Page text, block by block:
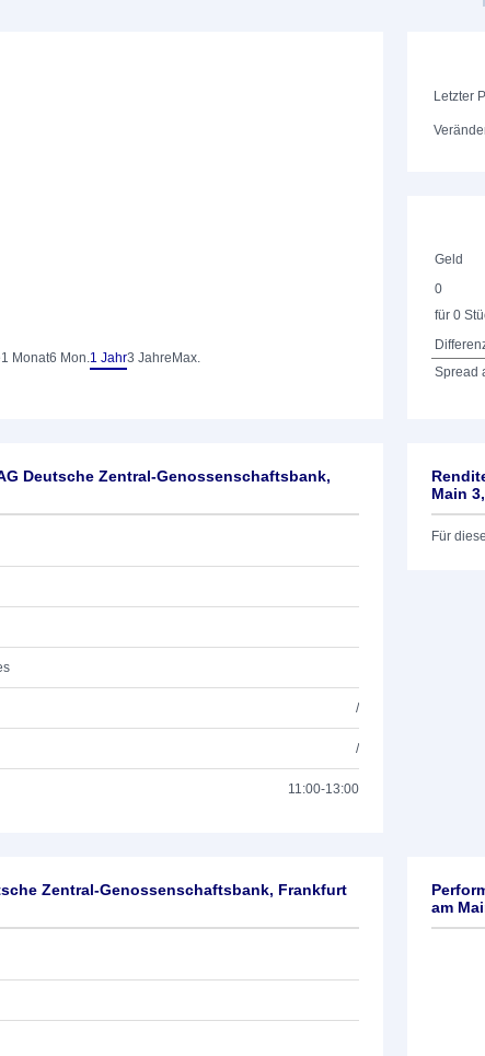
1 Monat6 Mon.1 Jahr3 Jahre Max.
Letzter
Geld
0
für 0
Spread
Deutsche Zentral-Genossenschaftsbank,
/
/
11:00-13:00
Main
Für
Zentral-Genossenschaftsbank, Frankfurt
am